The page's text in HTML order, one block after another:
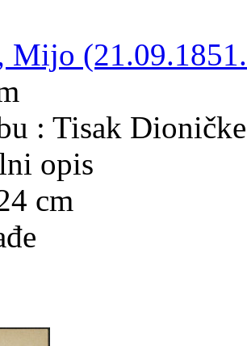
Mijo
: Tisak
opis
cm